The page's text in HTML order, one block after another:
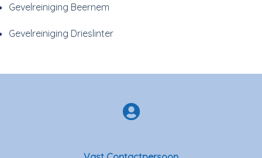
Gevelreiniging Beernem
Gevelreiniging Drieslinter